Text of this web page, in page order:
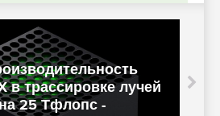
в трассировке лучей
25 Тфлопс -